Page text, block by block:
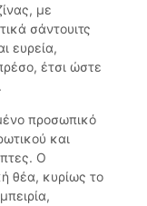
με
σάντουιτς
ευρεία,
έτσι ώστε
προσωπικό
και
Ο
θέα, κυρίως το